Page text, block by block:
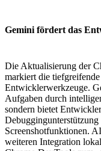
Gemini fördert das
Die Aktualisierung der
markiert die
Entwicklerwerkzeuge.
Aufgaben durch
sondern bietet
Screenshotfunktionen.
weiteren Integration